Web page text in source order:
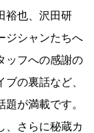
裕也、沢田研
ジシャンたちへ
ッフへの感謝の
の裏話など、
が満載です。
、さらに秘蔵カ